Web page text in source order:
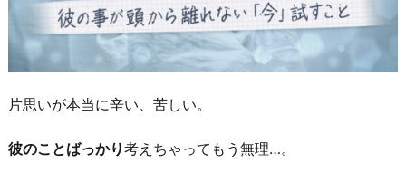
片思いが本当に辛い、苦しい。
彼のことばっかり考えちゃってもう無理…。